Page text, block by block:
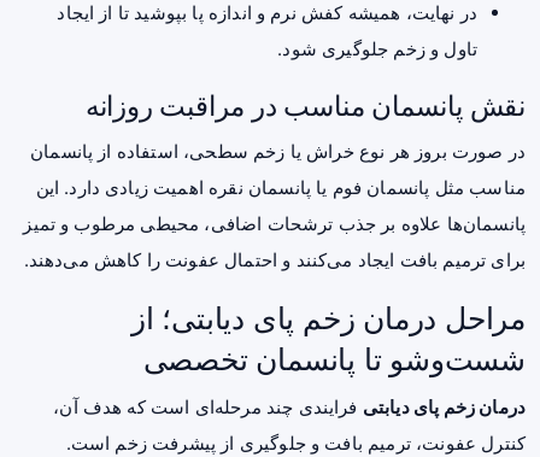
در نهایت، همیشه کفش نرم و اندازه پا بپوشید تا از ایجاد
تاول و زخم جلوگیری شود.
نقش پانسمان مناسب در مراقبت روزانه
در صورت بروز هر نوع خراش یا زخم سطحی، استفاده از پانسمان
مناسب مثل پانسمان فوم یا پانسمان نقره اهمیت زیادی دارد. این
پانسمان‌ها علاوه بر جذب ترشحات اضافی، محیطی مرطوب و تمیز
برای ترمیم بافت ایجاد می‌کنند و احتمال عفونت را کاهش می‌دهند.
مراحل درمان زخم پای دیابتی؛ از
شست‌وشو تا پانسمان تخصصی
درمان زخم پای دیابتی فرایندی چند مرحله‌ای است که هدف آن،
کنترل عفونت، ترمیم بافت و جلوگیری از پیشرفت زخم است.